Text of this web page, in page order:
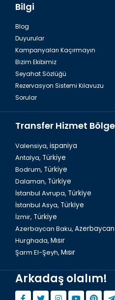
Al Mina Camii ve Kıpti
Bilgi
Blog
Duyurular
Kampanyaları Kaçırmayın
Bizim Ekibimiz
Seyahat Sözlüğü
Rezervasyon Sistemi Kılavuzu
Sorular
Transfer Hizmet
Valensiya, ispaniya
Antalya, Türkiye
Bodrum, Türkiye
Dalaman, Türkiye
İstanbul Avrupa, Türkiye
İstanbul Asya, Türkiye
İzmir, Türkiye
Azerbaycan Baku, Azerbaycan
Hurghada, Mısır
Şarm El-Şeyh, Mısır
Arkadaş olalım!